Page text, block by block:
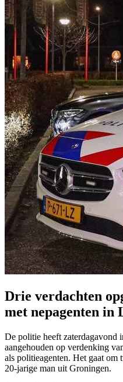
Drie verdachten
met nepagenten in
De politie heeft zaterdagavond
aangehouden op verdenking
als politieagenten. Het gaat om
20-jarige man uit Groningen.